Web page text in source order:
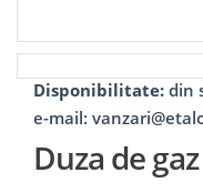
Disponibilitate: din
e-mail:
Duza de